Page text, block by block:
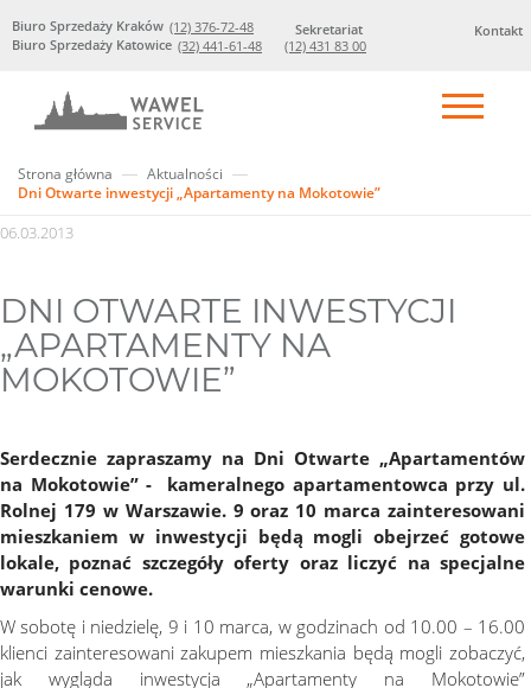
Kontakt
Biuro Sprzedaży Kraków (12) 376-72-48
Biuro Sprzedaży Katowice (32) 441-61-48
Sekretariat
(12) 431 83 00
Strona główna
Aktualności
Dni Otwarte inwestycji „Apartamenty na Mokotowie”
06.03.2013
DNI OTWARTE INWESTYCJI
„APARTAMENTY NA
MOKOTOWIE”
Serdecznie zapraszamy na Dni Otwarte „Apartamentów
na Mokotowie” - kameralnego apartamentowca przy ul.
Rolnej 179 w Warszawie. 9 oraz 10 marca zainteresowani
mieszkaniem w inwestycji będą mogli obejrzeć gotowe
lokale, poznać szczegóły oferty oraz liczyć na specjalne
warunki cenowe.
W sobotę i niedzielę, 9 i 10 marca, w godzinach od 10.00 – 16.00
klienci zainteresowani zakupem mieszkania będą mogli zobaczyć,
jak wygląda inwestycja „Apartamenty na Mokotowie”